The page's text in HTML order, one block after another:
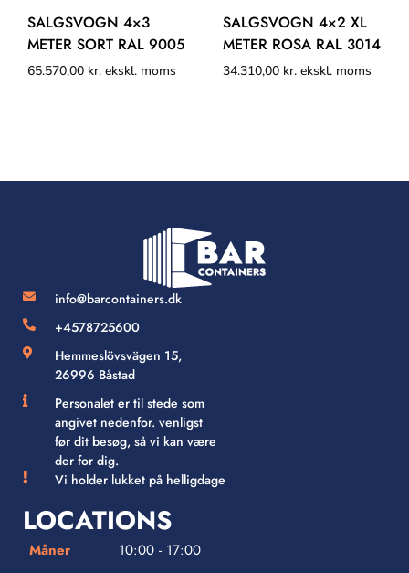
SALGSVOGN 4×3
METER SORT RAL 9005
65.570,00 kr. ekskl. moms
SALGSVOGN 4×2 XL
METER ROSA RAL 3014
34.310,00 kr. ekskl. moms
info@barcontainers.dk
+4578725600
Hemmeslövsvägen 15,
26996 Båstad
Personalet er til stede som
angivet nedenfor. venligst
før dit besøg, så vi kan være
der for dig.
Vi holder lukket på helligdage
LOCATIONS
Måner
10:00 - 17:00